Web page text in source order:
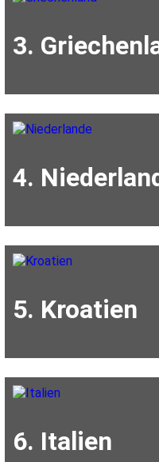
3.
4.
5. Kroatien
6. Italien